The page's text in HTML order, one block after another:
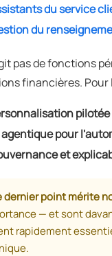
du service
du
pas de fonctions
financières. Pour
pilotée
agentique pour
et
dernier point mérite
— et sont
rapidement